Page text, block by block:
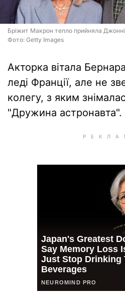
Бріжит Макрон тепло прийняла
Фото: Getty Images
Акторка вітала
леді Франції, але не
колегу, з яким
"Дружина астронавта".